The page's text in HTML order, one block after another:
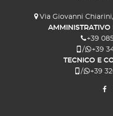
Via Giovanni
AMMINISTRATIVO
+39
/
+39
TECNICO E
/
+39